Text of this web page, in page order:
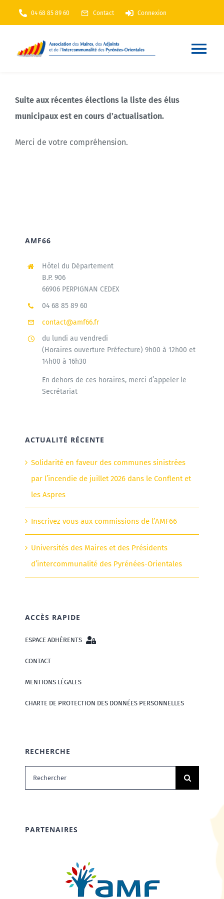
Passer
au
04 68 85 89 60 Contact Connexion
AMF66
Municipales 2026
Suite aux récentes élections la liste des élus
municipaux est en cours d’actualisation.
Merci de votre compréhension.
AMF66
Hôtel du Département
B.P. 906
66906 PERPIGNAN CEDEX
04 68 85 89 60
contact@amf66.fr
du lundi au vendredi
(Horaires ouverture Préfecture) 9h00 à 12h00 et
14h00 à 16h30
En dehors de ces horaires, merci d’appeler le
Secrétariat
ACTUALITÉ RÉCENTE
Solidarité en faveur des communes sinistrées
par l’incendie de juillet 2026 dans le Conflent et
les Aspres
Inscrivez vous aux commissions de l’AMF66
Universités des Maires et des Présidents
d’intercommunalité des Pyrénées-Orientales
ACCÈS RAPIDE
ESPACE ADHÉRENTS
CONTACT
MENTIONS LÉGALES
CHARTE DE PROTECTION DES DONNÉES PERSONNELLES
RECHERCHE
Rechercher:
PARTENAIRES